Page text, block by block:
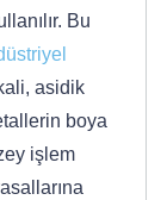
Bu
asidik
boya
işlem